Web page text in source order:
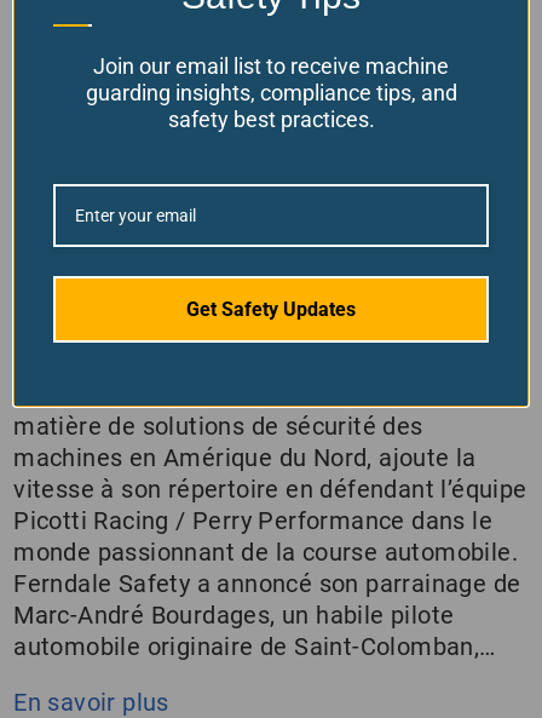
En savoir plus
séquence de victoires pour
l’équipe Picotti Racing/Perry
Performance
dansNouvelles de l'entreprise
matière de solutions de sécurité des
machines en Amérique du Nord, ajoute la
vitesse à son répertoire en défendant l’équipe
Picotti Racing / Perry Performance dans le
monde passionnant de la course automobile.
Ferndale Safety a annoncé son parrainage de
Marc-André Bourdages, un habile pilote
automobile originaire de Saint-Colomban,…
En savoir plus
Join our email list to receive machine
guarding insights, compliance tips, and
safety best practices.
Get Safety Updates